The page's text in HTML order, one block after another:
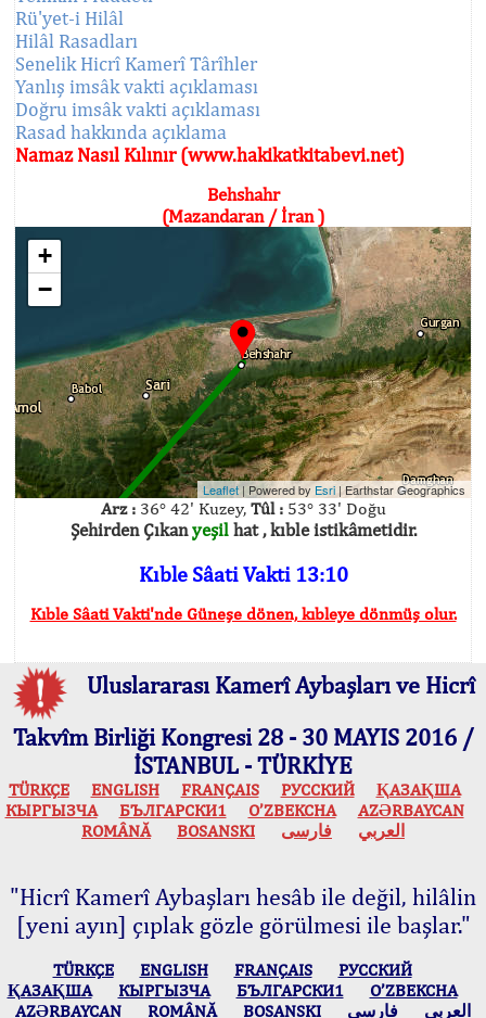
Rü'yet-i Hilâl
Hilâl Rasadları
Senelik Hicrî Kamerî Târîhler
Yanlış imsâk vakti açıklaması
Doğru imsâk vakti açıklaması
Rasad hakkında açıklama
Namaz Nasıl Kılınır (www.hakikatkitabevi.net)
Behshahr
(Mazandaran / İran )
+
−
Leaflet| Powered byEsri | Earthstar Geographics
Arz :36° 42' Kuzey, Tûl :53° 33' Doğu
Şehirden Çıkanyeşilhat , kıble istikâmetidir.
Kıble Sâati Vakti 13:10
Kıble Sâati Vakti'nde Güneşe dönen, kıbleye dönmüş olur.
Uluslararası Kamerî Aybaşları ve Hicrî
Takvîm Birliği Kongresi 28 - 30 MAYIS 2016 /
İSTANBUL - TÜRKİYE
TÜRKÇE ENGLISH FRANÇAIS РУССКИЙ
ҚАЗАҚША
КЫPГЫЗЧA
БЪЛГАРСКИ1 O’ZBEKCHA
AZӘRBAYCAN
ROMÂNĂ
BOSANSKI العربي فارسی
"Hicrî Kamerî Aybaşları hesâb ile değil, hilâlin
[yeni ayın] çıplak gözle görülmesi ile başlar."
TÜRKÇE ENGLISH FRANÇAIS
РУССКИЙ
ҚАЗАҚША
КЫPГЫЗЧA БЪЛГАРСКИ1
O’ZBEKCHA
AZӘRBAYCAN
ROMÂNĂ BOSANSKI العربي فارسی